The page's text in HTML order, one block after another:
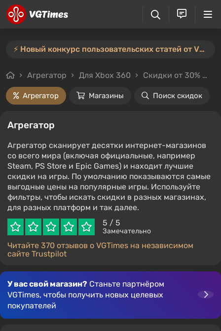
⚡️ Новый конкурс пользовательских статей от VGTimes — участвуйте тут ⚡️
Агрегатор Для Xbox 360 Скидки от 30%
Агрегатор Магазины Поиск скидок
Агрегатор
Агрегатор сканирует десятки интернет-магазинов
со всего мира (включая официальные, например
Steam, PS Store и Epic Games) и находит лучшие
скидки на игры. По умолчанию показываются самые
выгодные цены на популярные игры. Используйте
фильтры, чтобы искать скидки в разных магазинах,
для разных платформ и так далее.
5 / 5
Замечательно
Читайте 370 отзывов о VGTimes на независимом
сайте Trustpilot
У вас свой магазин? Станьте партнёром
VGTimes, чтобы получить новых целевых
покупателей